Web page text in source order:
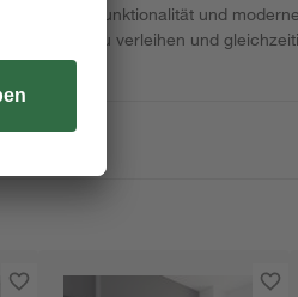
verbindet Funktionalität und
Wärme zu verleihen und